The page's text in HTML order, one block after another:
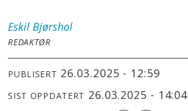
Eskil Bjørshol
REDAKTØR
PUBLISERT 26.03.2025 - 12:59
SIST OPPDATERT 26.03.2025 - 14:04